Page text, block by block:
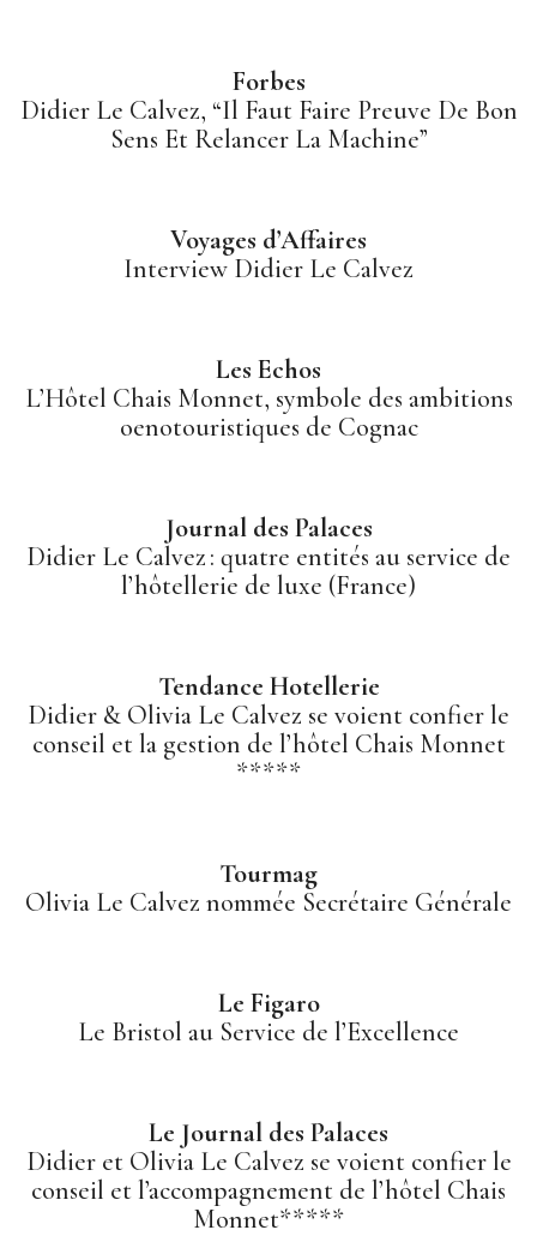
SERVICES
NOTRE ÉQUIPE
PRESSE FRANÇAISE
CONTACT
Forbes
Didier Le Calvez, “Il Faut Faire Preuve De Bon
Sens Et Relancer La Machine”
Voyages d’Affaires
Interview Didier Le Calvez
Les Echos
L’Hôtel Chais Monnet, symbole des ambitions
oenotouristiques de Cognac
Journal des Palaces
Didier Le Calvez : quatre entités au service de
l’hôtellerie de luxe (France)
Tendance Hotellerie
Didier & Olivia Le Calvez se voient confier le
conseil et la gestion de l’hôtel Chais Monnet
*****
Tourmag
Olivia Le Calvez nommée Secrétaire Générale
Le Figaro
Le Bristol au Service de l’Excellence
Le Journal des Palaces
Didier et Olivia Le Calvez se voient confier le
conseil et l’accompagnement de l’hôtel Chais
Monnet*****